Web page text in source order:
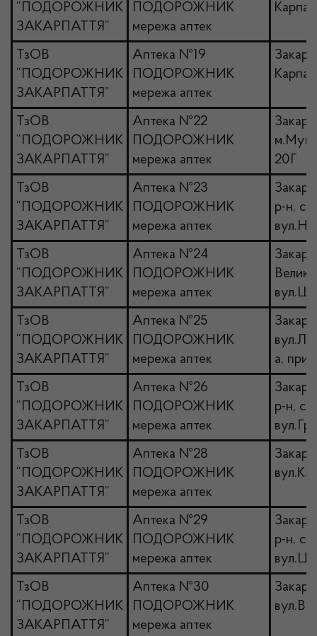
“ПОДОРОЖНИК
ЗАКАРПАТТЯ”
ПОДОРОЖНИК
мережа аптек
ТзОВ
“ПОДОРОЖНИК
ЗАКАРПАТТЯ”
Аптека №19
ПОДОРОЖНИК
мережа аптек
ТзОВ
“ПОДОРОЖНИК
ЗАКАРПАТТЯ”
Аптека №22
ПОДОРОЖНИК
мережа аптек
20Г
ТзОВ
“ПОДОРОЖНИК
ЗАКАРПАТТЯ”
Аптека №23
ПОДОРОЖНИК
мережа аптек
р-н,
ТзОВ
“ПОДОРОЖНИК
ЗАКАРПАТТЯ”
Аптека №24
ПОДОРОЖНИК
мережа аптек
ТзОВ
“ПОДОРОЖНИК
ЗАКАРПАТТЯ”
Аптека №25
ПОДОРОЖНИК
мережа аптек
а,
ТзОВ
“ПОДОРОЖНИК
ЗАКАРПАТТЯ”
Аптека №26
ПОДОРОЖНИК
мережа аптек
р-н,
ТзОВ
“ПОДОРОЖНИК
ЗАКАРПАТТЯ”
Аптека №28
ПОДОРОЖНИК
мережа аптек
ТзОВ
“ПОДОРОЖНИК
ЗАКАРПАТТЯ”
Аптека №29
ПОДОРОЖНИК
мережа аптек
р-н,
ТзОВ
“ПОДОРОЖНИК
ЗАКАРПАТТЯ”
Аптека №30
ПОДОРОЖНИК
мережа аптек